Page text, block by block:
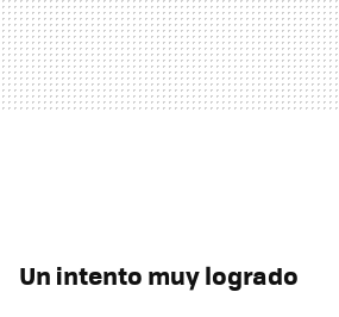
Un intento muy logrado